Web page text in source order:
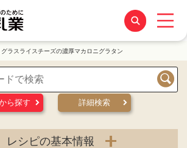
グラスライスチーズの濃厚マカロニグラタン
検索
ら探す
詳細検索
レシピの基本情報